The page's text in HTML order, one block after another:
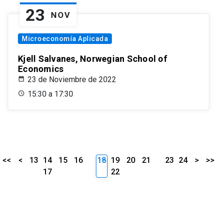
23 NOV
Microeconomía Aplicada
Kjell Salvanes, Norwegian School of
Economics
23 de Noviembre de 2022
15:30 a 17:30
<< < 13 14 15
16
17
18 19 20
21
22
23 24 > >>